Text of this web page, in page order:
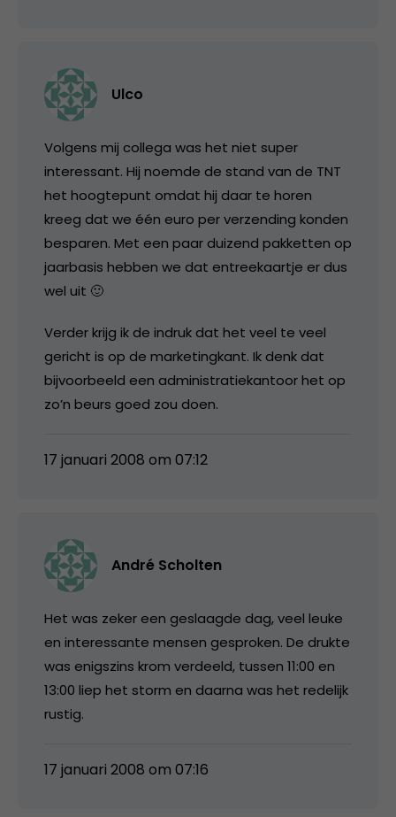
Ulco
Volgens mij collega was het niet super
interessant. Hij noemde de stand van de TNT
het hoogtepunt omdat hij daar te horen
kreeg dat we één euro per verzending konden
besparen. Met een paar duizend pakketten op
jaarbasis hebben we dat entreekaartje er dus
wel uit 🙂
Verder krijg ik de indruk dat het veel te veel
gericht is op de marketingkant. Ik denk dat
bijvoorbeeld een administratiekantoor het op
zo’n beurs goed zou doen.
17 januari 2008 om 07:12
André Scholten
Het was zeker een geslaagde dag, veel leuke
en interessante mensen gesproken. De drukte
was enigszins krom verdeeld, tussen 11:00 en
13:00 liep het storm en daarna was het redelijk
rustig.
17 januari 2008 om 07:16